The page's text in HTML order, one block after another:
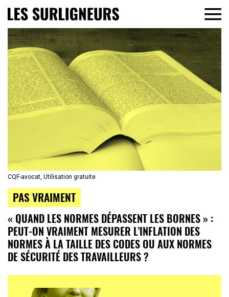
CQF-avocat, Utilisation gratuite
PAS VRAIMENT
« QUAND LES NORMES DÉPASSENT LES BORNES » :
PEUT-ON VRAIMENT MESURER L’INFLATION DES
NORMES À LA TAILLE DES CODES OU AUX NORMES
DE SÉCURITÉ DES TRAVAILLEURS ?